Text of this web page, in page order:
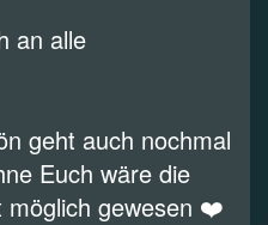
an alle
geht auch nochmal
Euch wäre die
möglich gewesen ❤️